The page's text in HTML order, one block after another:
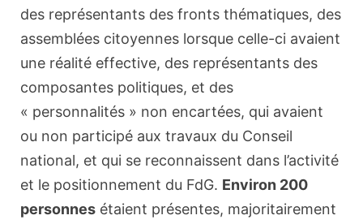
des représentants des fronts thématiques, des
assemblées citoyennes lorsque celle-ci avaient
une réalité effective, des représentants des
composantes politiques, et des
« personnalités » non encartées, qui avaient
ou non participé aux travaux du Conseil
national, et qui se reconnaissent dans l’activité
et le positionnement du FdG. Environ 200
personnesétaient présentes, majoritairement